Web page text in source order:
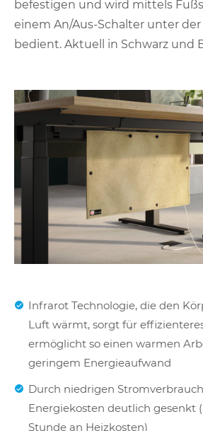
befestigen und wird mittels
einem An/Aus-Schalter unter
bedient. Aktuell in Schwarz und
Infrarot Technologie, die den
Luft wärmt, sorgt für
ermöglicht so einen warmen
geringem Energieaufwand
Durch niedrigen
Energiekosten deutlich gesenkt
Stunde an Heizkosten)